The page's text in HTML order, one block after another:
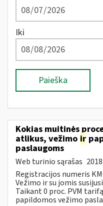
Iki
Paieška
Kokias muitinės
atlikus, vežimo ir
paslaugoms
Web turinio sąrašas
Registracijos numeris
Vežimo ir su jomis
Taikant 0 proc. PVM
papildomos vežimo